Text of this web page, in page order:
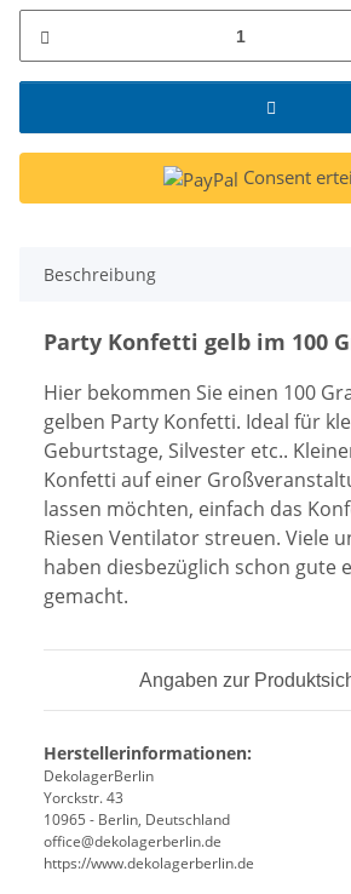
Consent
Beschreibung
Party Konfetti gelb im 100
Hier bekommen Sie einen 100
gelben Party Konfetti. Ideal für
Geburtstage, Silvester etc..
Konfetti auf einer
lassen möchten, einfach das
Riesen Ventilator streuen. Viele
haben diesbezüglich schon gute
gemacht.
Angaben zur
Herstellerinformationen:
DekolagerBerlin
Yorckstr. 43
10965 - Berlin, Deutschland
office@dekolagerberlin.de
https://www.dekolagerberlin.de